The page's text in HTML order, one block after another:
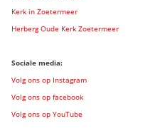
Kerk in Zoetermeer
Herberg Oude Kerk Zoetermeer
Sociale media:
Volg ons op Instagram
Volg ons op facebook
Volg ons op YouTube